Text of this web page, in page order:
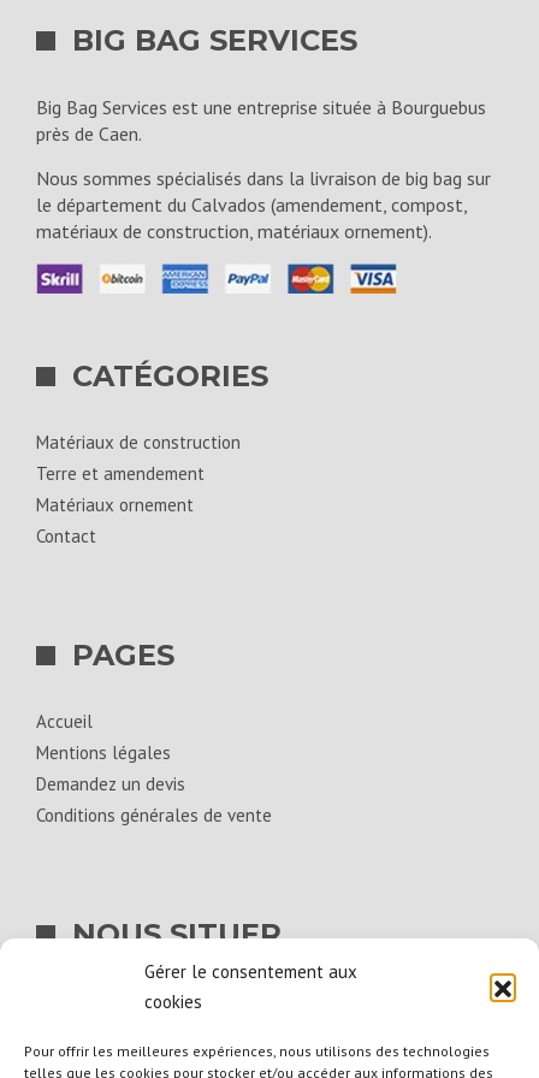
Gérer le consentement aux
cookies
Pour offrir les meilleures expériences, nous utilisons des technologies
telles que les cookies pour stocker et/ou accéder aux informations des
BIG BAG SERVICES
Big Bag Services est une entreprise située à Bourguebus
près de Caen.
Nous sommes spécialisés dans la livraison de big bag sur
le département du Calvados (amendement, compost,
matériaux de construction, matériaux ornement).
CATÉGORIES
Matériaux de construction
Terre et amendement
Matériaux ornement
Contact
PAGES
Accueil
Mentions légales
Demandez un devis
Conditions générales de vente
NOUS SITUER
BIG BAG SERVICES
La Hogue